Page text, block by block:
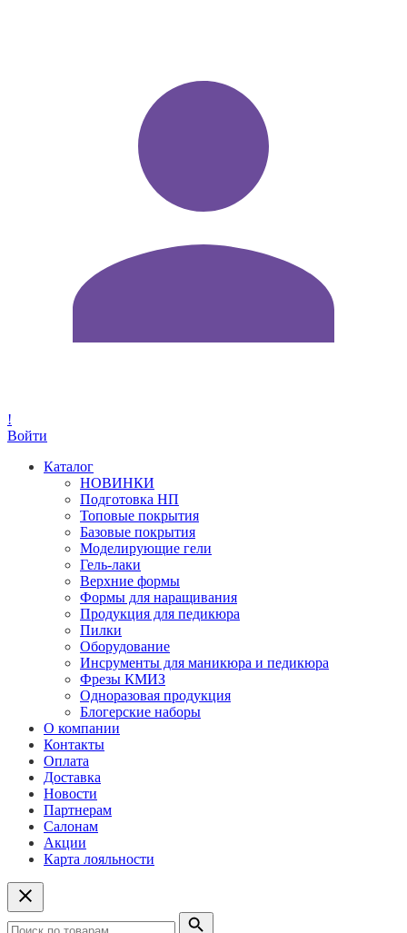
!
Войти
Каталог
НОВИНКИ
Подготовка НП
Топовые покрытия
Базовые покрытия
Моделирующие гели
Гель-лаки
Верхние формы
Формы для наращивания
Продукция для педикюра
Пилки
Оборудование
Инсрументы для маникюра и педикюра
Фрезы КМИЗ
Одноразовая продукция
Блогерские наборы
О компании
Контакты
Оплата
Доставка
Новости
Партнерам
Салонам
Акции
Карта лояльности